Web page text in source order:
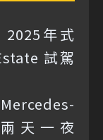
年式
試駕
天一夜